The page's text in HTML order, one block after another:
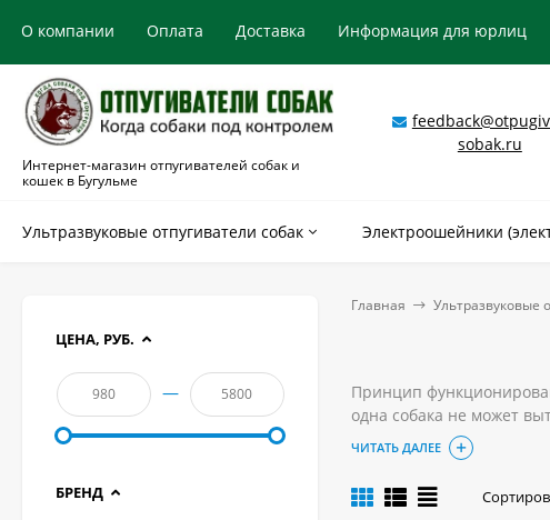
О компании Оплата Доставка Информация для юрлиц
Интернет-магазин отпугивателей собак и
кошек в Бугульме
sobak.ru
Ультразвуковые отпугиватели собак Электроошейники
Главная Ультразвуковые
Принцип
одна собака не может
но человеком не слышим.
животных.
Купить качественный и
магазине.
ЧИТАТЬ ДАЛЕЕ
ЦЕНА, РУБ.
—
БРЕНД